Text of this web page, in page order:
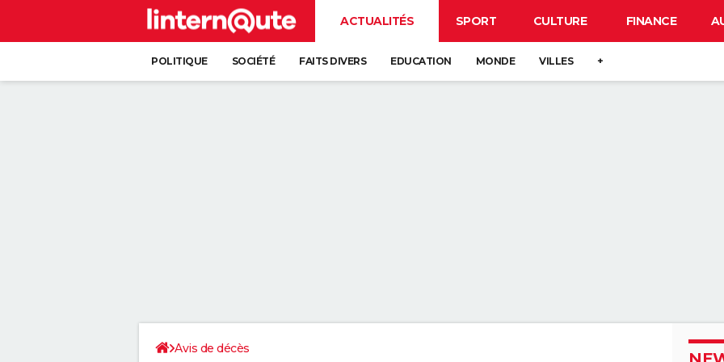
ACTUALITÉS SPORT CULTURE FINANCE
POLITIQUE SOCIÉTÉ FAITS DIVERS EDUCATION MONDE VILLES +
Avis de décès